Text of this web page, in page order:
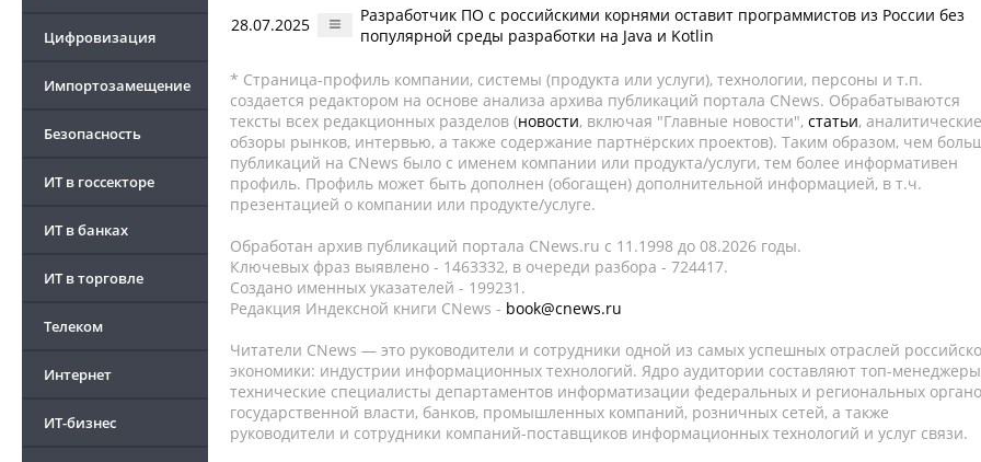
Цифровизация
Импортозамещение
Безопасность
ИТ в госсекторе
ИТ в банках
ИТ в торговле
Телеком
Интернет
ИТ-бизнес
28.07.2025
Разработчик ПО с российскими корнями оставит программистов из России без
популярной среды разработки на Java и Kotlin
* Страница-профиль компании, системы (продукта или услуги), технологии, персоны и т.п.
создается редактором на основе анализа архива публикаций портала CNews. Обрабатываются
тексты всех редакционных разделов (новости, включая "Главные новости", статьи, аналитические
обзоры рынков, интервью, а также содержание партнёрских проектов). Таким образом, чем
публикаций на CNews было с именем компании или продукта/услуги, тем более информативен
профиль. Профиль может быть дополнен (обогащен) дополнительной информацией, в т.ч.
презентацией о компании или продукте/услуге.
Обработан архив публикаций портала CNews.ru c 11.1998 до 08.2026 годы.
Ключевых фраз выявлено - 1463332, в очереди разбора - 724417.
Создано именных указателей - 199231.
Редакция Индексной книги CNews - book@cnews.ru
Читатели CNews — это руководители и сотрудники одной из самых успешных отраслей
экономики: индустрии информационных технологий. Ядро аудитории составляют топ-
технические специалисты департаментов информатизации федеральных и региональных
государственной власти, банков, промышленных компаний, розничных сетей, а также
руководители и сотрудники компаний-поставщиков информационных технологий и услуг связи.